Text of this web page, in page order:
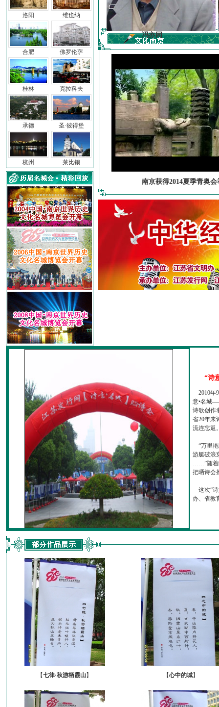
洛阳
合肥
桂林
承德
杭州
维也纳
佛罗伦萨
克拉科夫
圣·彼得堡
莱比锡
子 冯亦同
南京获得2014夏季青奥会
“诗
2010年
意•名城
诗歌创作
省20年来
流连忘返
“万里艳
游艇破浪
……”随着
把晒诗会
这次“诗
办、省教
【七律·秋游栖霞山】 【心中的城】